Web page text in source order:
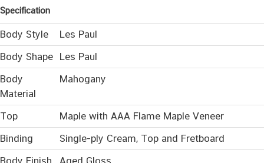
Specification
Body Style
Les Paul
Body Shape Les Paul
Body
Material
Mahogany
Top
Maple with AAA Flame Maple Veneer
Binding
Single-ply Cream, Top and Fretboard